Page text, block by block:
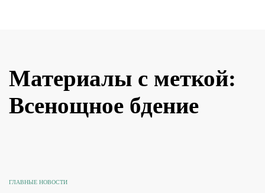
Материалы с меткой:
Всенощное бдение
ГЛАВНЫЕ НОВОСТИ